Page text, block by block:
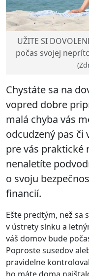
UŽITE SI
počas svojej
Chystáte sa na
vopred dobre
malá chyba vás
odcudzený pas či
pre vás praktické
nenaletíte
o svoju
financií.
Ešte predtým, než sa
v ústrety slnku a
váš domov bude
Poproste susedov
pravidelne